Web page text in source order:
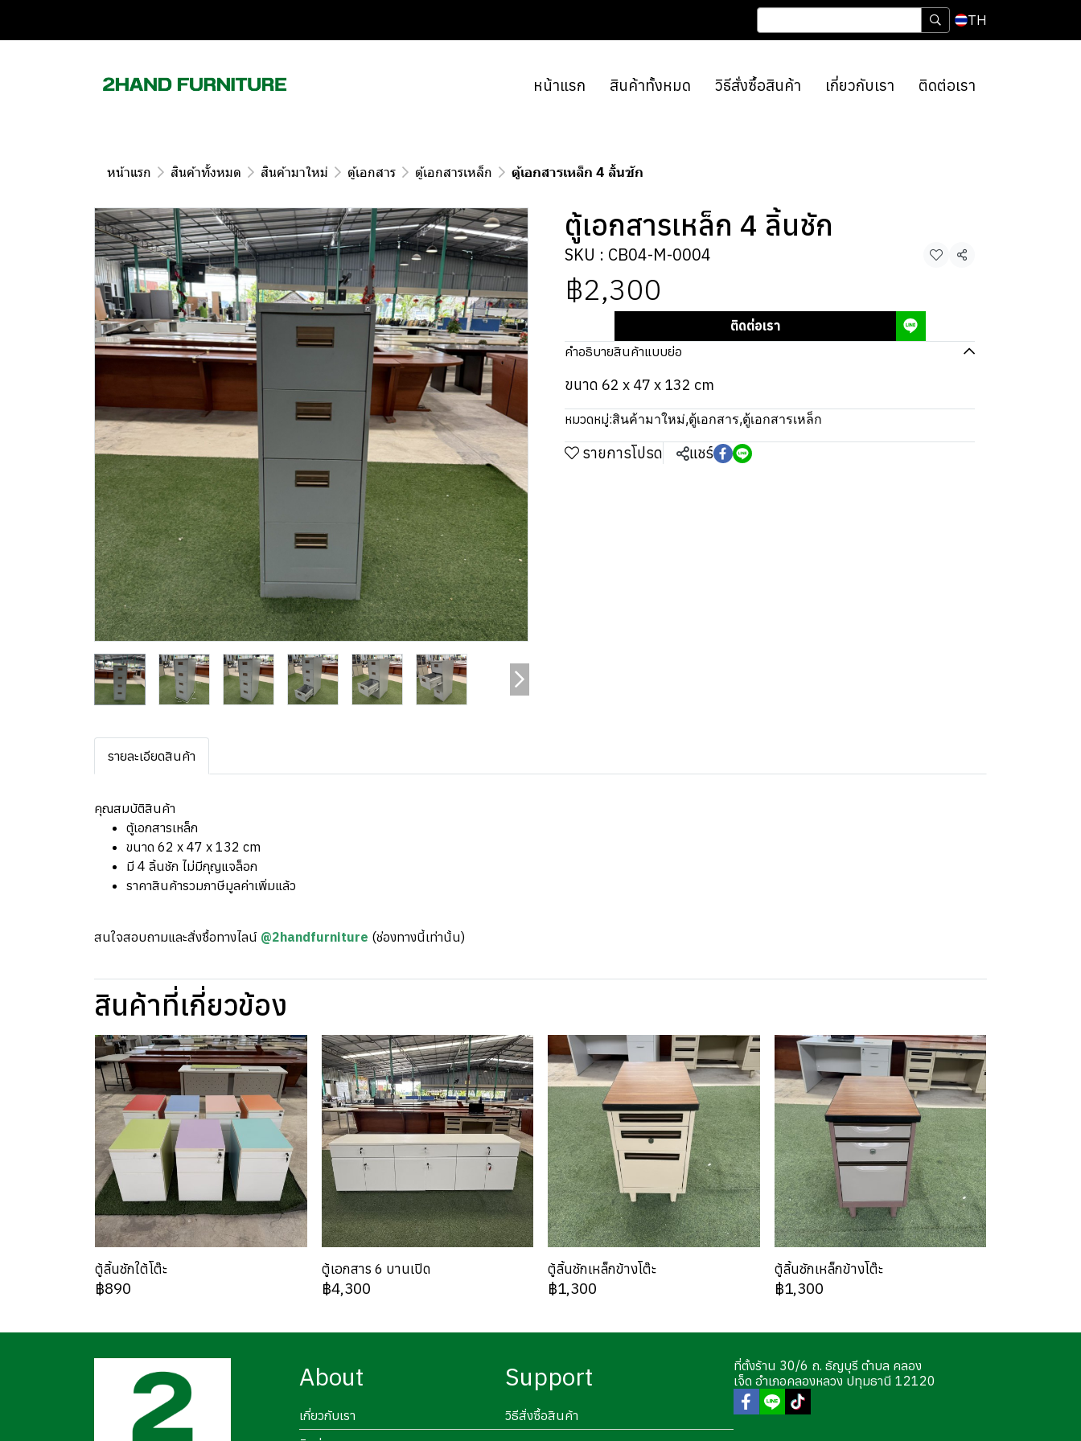
TH
หน้าแรก สินค้าทั้งหมด วิธีสั่งซื้อสินค้า เกี่ยวกับเรา ติดต่อเรา
หน้าแรก สินค้าทั้งหมด สินค้ามาใหม่ ตู้เอกสาร ตู้เอกสารเหล็ก ตู้เอกสารเหล็ก 4 ลิ้นชัก
ตู้เอกสารเหล็ก 4 ลิ้นชัก
SKU : CB04-M-0004 แชร์
฿2,300
ติดต่อเรา
คำอธิบายสินค้าแบบย่อ
ขนาด 62 x 47 x 132 cm
หมวดหมู่:สินค้ามาใหม่,ตู้เอกสาร,ตู้เอกสารเหล็ก
รายการโปรด แชร์
รายละเอียดสินค้า
คุณสมบัติสินค้า
ตู้เอกสารเหล็ก
ขนาด 62 x 47 x 132 cm
มี 4 ลิ้นชัก ไม่มีกุญแจล็อก
ราคาสินค้ารวมภาษีมูลค่าเพิ่มแล้ว
สนใจสอบถามและสั่งซื้อทางไลน์ @2handfurniture (ช่องทางนี้เท่านั้น)
สินค้าที่เกี่ยวข้อง
ตู้ลิ้นชักใต้โต๊ะ
฿890
ตู้เอกสาร 6 บานเปิด
฿4,300
ตู้ลิ้นชักเหล็กข้างโต๊ะ
฿1,300
ตู้ลิ้นชักเหล็กข้างโต๊ะ
฿1,300
About
เกี่ยวกับเรา
Support
วิธีสั่งซื้อสินค้า
ที่ตั้งร้าน 30/6 ถ. ธัญบุรี ตำบล คลอง
เจ็ด อำเภอคลองหลวง ปทุมธานี 12120